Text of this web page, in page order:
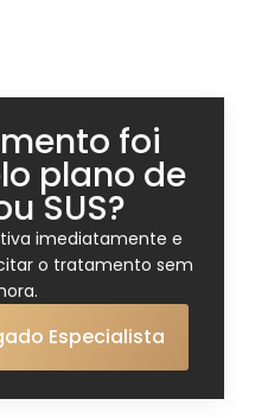
foi
plano de
SUS?
imediatamente e
o tratamento sem
Especialista